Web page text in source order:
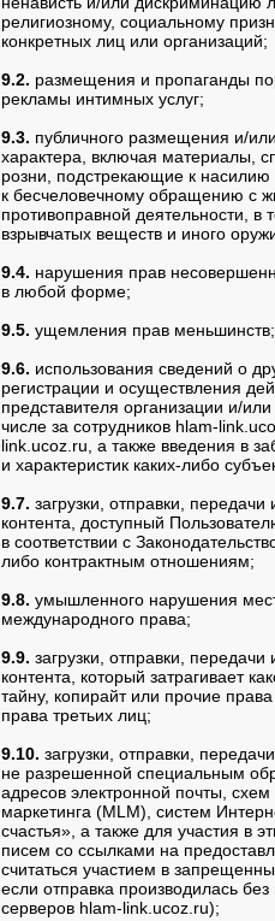
религиозному, социальному
конкретных лиц или организаций;
9.2. размещения и пропаганды
рекламы интимных услуг;
9.3. публичного размещения и/
характера, включая материалы,
розни, подстрекающие к
к бесчеловечному обращению с
противоправной деятельности,
взрывчатых веществ и иного
9.4. нарушения прав
в любой форме;
9.5. ущемления прав меньшинств;
9.6. использования сведений о
регистрации и осуществления
представителя организации и/
числе за сотрудников hlam-
link.ucoz.ru, а также введения в
и характеристик каких-либо
9.7. загрузки, отправки,
контента, доступный
в соответствии с
либо контрактным отношениям;
9.8. умышленного нарушения
международного права;
9.9. загрузки, отправки,
контента, который затрагивает
тайну, копирайт или прочие
права третьих лиц;
9.10. загрузки, отправки,
не разрешенной специальным
адресов электронной почты,
маркетинга (MLM), систем
счастья», а также для участия в
писем со ссылками на
считаться участием в
если отправка производилась
серверов hlam-link.ucoz.ru);